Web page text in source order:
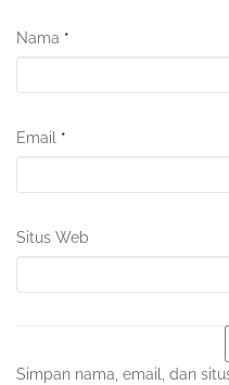
Nama *
Email *
Situs Web
Simpan nama, email, dan